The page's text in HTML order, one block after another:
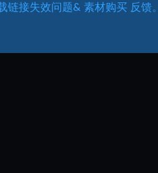
链接失效问题& 素材购买 反馈。